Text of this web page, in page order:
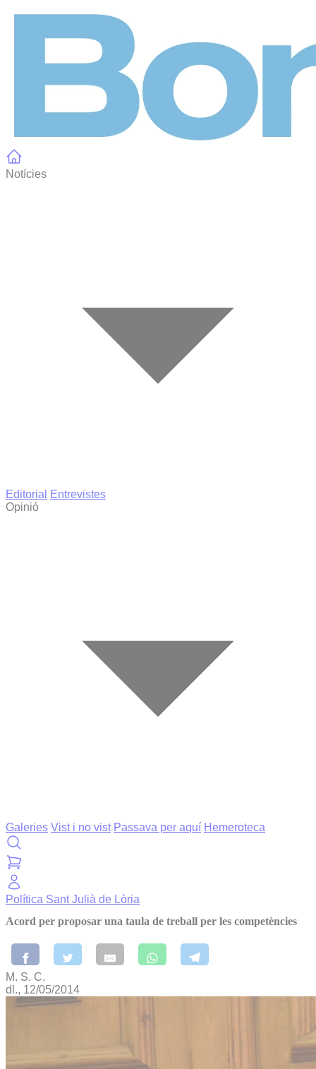
Notícies
Editorial
Entrevistes
Opinió
Galeries Vist i no vist Passava per aquí Hemeroteca
Política Sant Julià de Lòria
Acord per proposar una taula de treball per les competències
M. S. C.
dl., 12/05/2014